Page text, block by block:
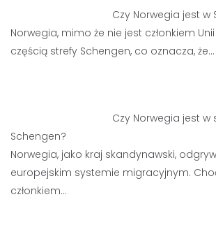
Czy Norwegia jest w
Norwegia, mimo że nie jest członkiem
częścią strefy Schengen, co oznacza, że…
Czy Norwegia jest w
Schengen?
Norwegia, jako kraj skandynawski,
europejskim systemie migracyjnym.
członkiem…